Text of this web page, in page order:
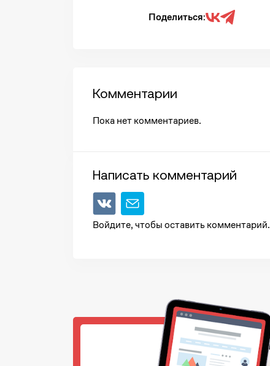
Поделиться:
Комментарии
Пока нет комментариев.
Написать комментарий
Войдите, чтобы оставить комментарий.